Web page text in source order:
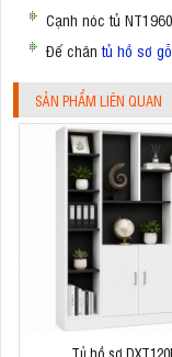
Cạnh nóc tủ
Đế chântủ hồ sơ gỗ
SẢN PHẨM LIÊN QUAN
Tủ hồ sơ